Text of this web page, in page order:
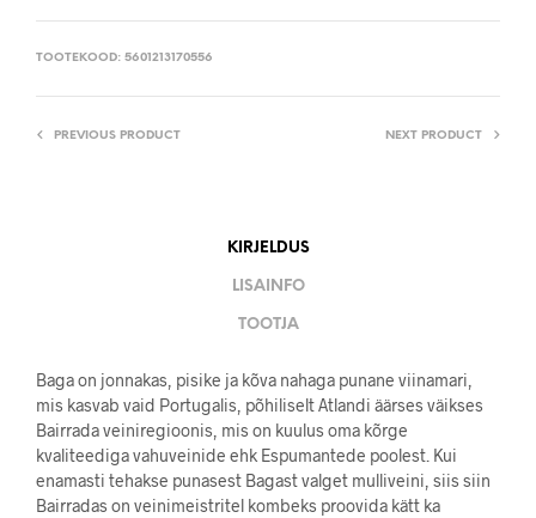
TOOTEKOOD: 5601213170556
PREVIOUS PRODUCT NEXT PRODUCT
KIRJELDUS
LISAINFO
TOOTJA
Baga on jonnakas, pisike ja kõva nahaga punane viinamari,
mis kasvab vaid Portugalis, põhiliselt Atlandi äärses väikses
Bairrada veiniregioonis, mis on kuulus oma kõrge
kvaliteediga vahuveinide ehk Espumantede poolest. Kui
enamasti tehakse punasest Bagast valget mulliveini, siis siin
Bairradas on veinimeistritel kombeks proovida kätt ka